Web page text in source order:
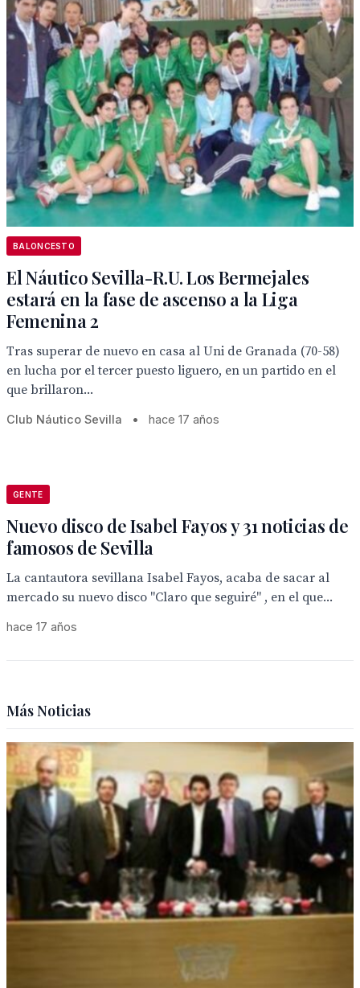
BALONCESTO
El Náutico Sevilla-R.U. Los Bermejales
estará en la fase de ascenso a la Liga
Femenina 2
Tras superar de nuevo en casa al Uni de Granada (70-58)
en lucha por el tercer puesto liguero, en un partido en el
que brillaron...
Club Náutico Sevilla • hace 17 años
GENTE
Nuevo disco de Isabel Fayos y 31 noticias de
famosos de Sevilla
La cantautora sevillana Isabel Fayos, acaba de sacar al
mercado su nuevo disco "Claro que seguiré" , en el que...
hace 17 años
Más Noticias